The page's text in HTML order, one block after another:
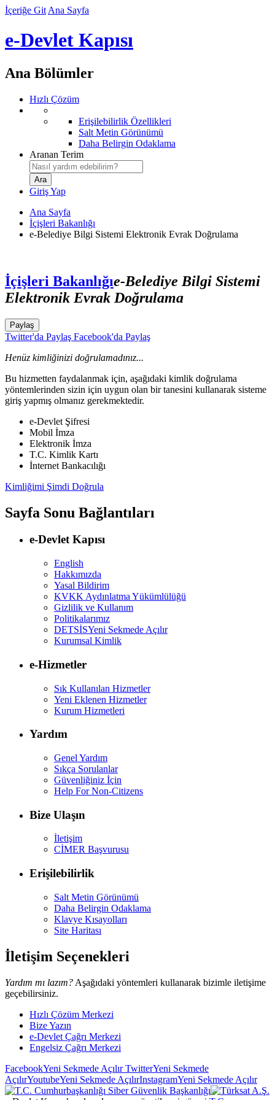
İçeriğe Git Ana Sayfa
e-Devlet Kapısı
Ana Bölümler
Hızlı Çözüm
Erişilebilirlik Özellikleri
Salt Metin Görünümü
Daha Belirgin Odaklama
Aranan Terim
Giriş Yap
Ana Sayfa
İçişleri Bakanlığı
e-Belediye Bilgi Sistemi Elektronik Evrak Doğrulama
İçişleri Bakanlığıe-Belediye Bilgi Sistemi
Elektronik Evrak Doğrulama
Paylaş
Twitter'da Paylaş Facebook'da Paylaş
Henüz kimliğinizi doğrulamadınız...
Bu hizmetten faydalanmak için, aşağıdaki kimlik doğrulama
yöntemlerinden sizin için uygun olan bir tanesini kullanarak sisteme
giriş yapmış olmanız gerekmektedir.
e-Devlet Şifresi
Mobil İmza
Elektronik İmza
T.C. Kimlik Kartı
İnternet Bankacılığı
Kimliğimi Şimdi Doğrula
Sayfa Sonu Bağlantıları
e-Devlet Kapısı
English
Hakkımızda
Yasal Bildirim
KVKK Aydınlatma Yükümlülüğü
Gizlilik ve Kullanım
Politikalarımız
DETSİSYeni Sekmede Açılır
Kurumsal Kimlik
e-Hizmetler
Sık Kullanılan Hizmetler
Yeni Eklenen Hizmetler
Kurum Hizmetleri
Yardım
Genel Yardım
Sıkça Sorulanlar
Güvenliğiniz İçin
Help For Non-Citizens
Bize Ulaşın
İletişim
CİMER Başvurusu
Erişilebilirlik
Salt Metin Görünümü
Daha Belirgin Odaklama
Klavye Kısayolları
Site Haritası
İletişim Seçenekleri
Yardım mı lazım? Aşağıdaki yöntemleri kullanarak bizimle iletişime
geçebilirsiniz.
Hızlı Çözüm Merkezi
Bize Yazın
e-Devlet Çağrı Merkezi
Engelsiz Çağrı Merkezi
FacebookYeni Sekmede AçılırTwitterYeni Sekmede
AçılırYoutubeYeni Sekmede AçılırInstagramYeni Sekmede Açılır